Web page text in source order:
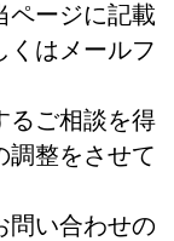
ページに記載
くはメールフ
るご相談を得
調整をさせて
問い合わせの